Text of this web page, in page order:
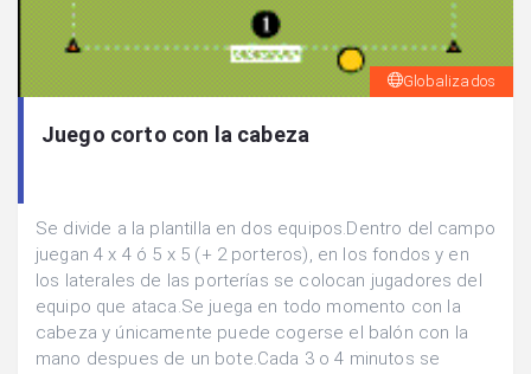
Globalizados
Juego corto con la cabeza
Se divide a la plantilla en dos equipos.Dentro del campo
juegan 4 x 4 ó 5 x 5 (+ 2 porteros), en los fondos y en
los laterales de las porterías se colocan jugadores del
equipo que ataca.Se juega en todo momento con la
cabeza y únicamente puede cogerse el balón con la
mano despues de un bote.Cada 3 o 4 minutos se